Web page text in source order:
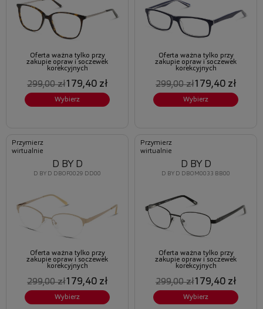
Oferta ważna tylko przy
zakupie opraw i soczewek
korekcyjnych
299,00 zł179,40 zł
Wybierz
Oferta ważna tylko przy
zakupie opraw i soczewek
korekcyjnych
299,00 zł179,40 zł
Wybierz
Przymierz
wirtualnie
D BY D DBOF0029 DD00
D BY D
Oferta ważna tylko przy
zakupie opraw i soczewek
korekcyjnych
299,00 zł179,40 zł
Wybierz
Przymierz
wirtualnie
D BY D DBOM0033 BB00
D BY D
Oferta ważna tylko przy
zakupie opraw i soczewek
korekcyjnych
299,00 zł179,40 zł
Wybierz